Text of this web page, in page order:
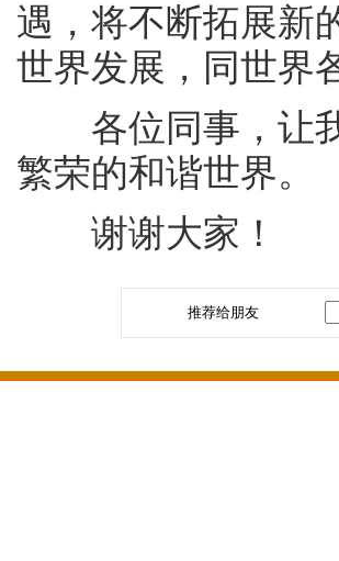
遇，将不断拓展新
世界发展，同世界
各位同事，让我
繁荣的和谐世界。
谢谢大家！
推荐给朋友